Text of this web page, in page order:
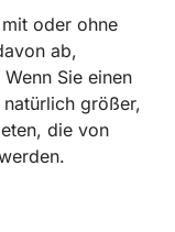
oder ohne
ab,
Sie einen
größer,
die von